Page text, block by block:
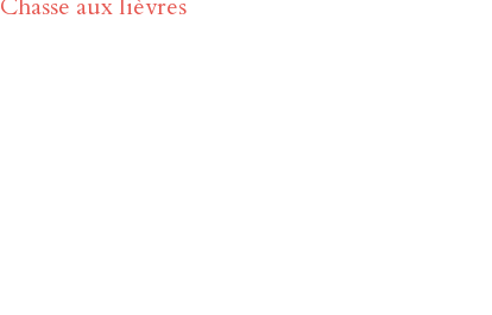
Chasse aux lièvres